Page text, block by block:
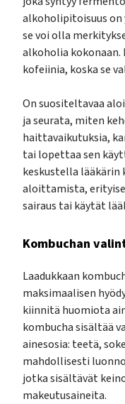
alkoholipitoisuus on
se voi olla
alkoholia kokonaan.
kofeiinia, koska se
On suositeltavaa
ja seurata, miten
haittavaikutuksia,
tai lopettaa sen
keskustella lääkärin
aloittamista,
sairaus tai käytät
Kombuchan
Laadukkaan
maksimaalisen
kiinnitä huomiota
kombucha sisältää
ainesosia: teetä,
mahdollisesti
jotka sisältävät
makeutusaineita.